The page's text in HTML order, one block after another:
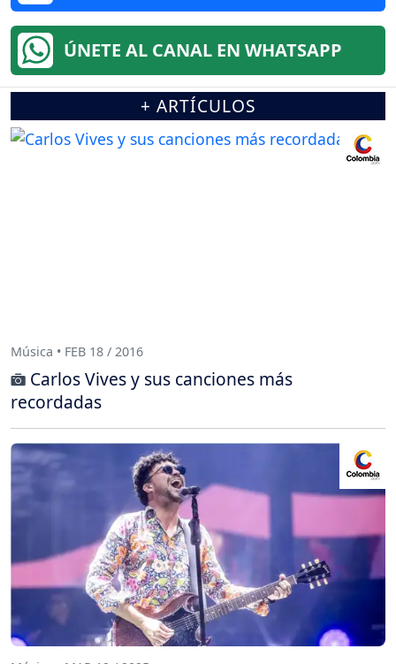
ÚNETE AL CANAL EN WHATSAPP
+ ARTÍCULOS
Música • FEB 18 / 2016
Carlos Vives y sus canciones más
recordadas